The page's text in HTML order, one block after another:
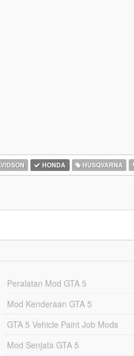
HONDA HUSQVARNA
Peralatan Mod GTA 5
Mod Kenderaan GTA 5
GTA 5 Vehicle Paint Job Mods
Mod Senjata GTA 5